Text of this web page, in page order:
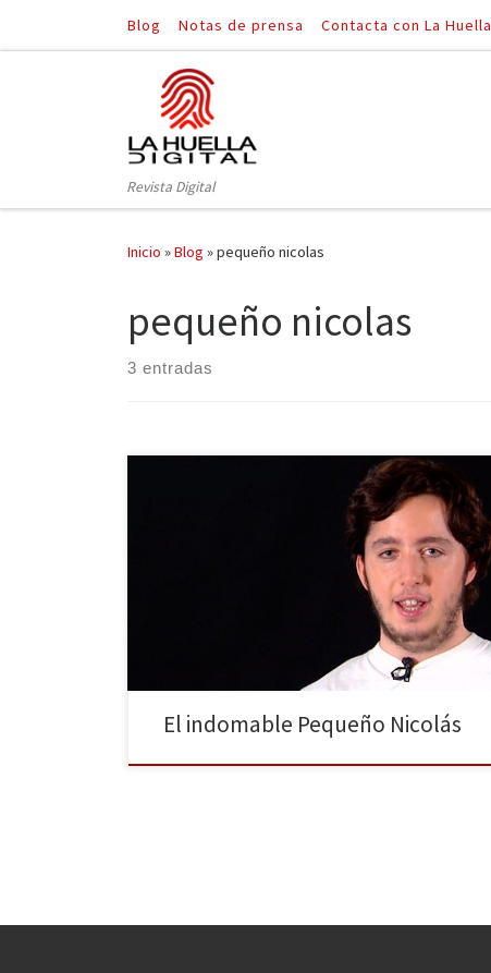
Saltar al contenido
Blog Notas de prensa Contacta con La Huella
Revista Digital
Inicio »Blog »pequeño nicolas
pequeño nicolas
3 entradas
A estas alturas de la película, ¿quién no ha oído hablar
del pequeño Nicolás? Esta noche, el astuto infante
aparece por duplicado en Telecinco y La Sexta en
sendas entrevistas “exclusivas”, tras saberse que ha
concedido una previa al periódico El Mundo. El
Lazarillo de Tormes, paradigma de la picaresca […]
El indomable Pequeño Nicolás